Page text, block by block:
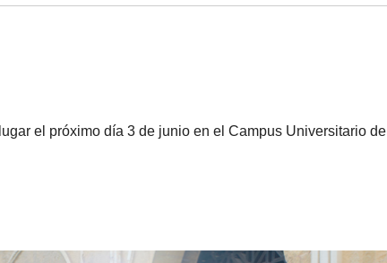
el próximo día 3 de junio en el Campus Universitario de